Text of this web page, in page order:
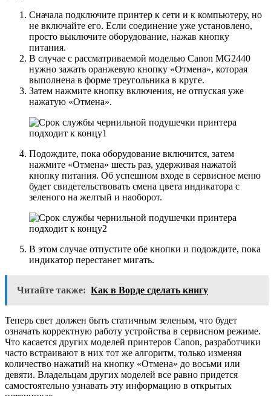
Сначала подключите принтер к сети и к компьютеру, но
не включайте его. Если соединение уже установлено,
просто выключите оборудование, нажав кнопку
питания.
В случае с рассматриваемой моделью Canon MG2440
нужно зажать оранжевую кнопку «Отмена», которая
выполнена в форме треугольника в круге.
Затем нажмите кнопку включения, не отпуская уже
нажатую «Отмена».
Подождите, пока оборудование включится, затем
нажмите «Отмена» шесть раз, удерживая нажатой
кнопку питания. Об успешном входе в сервисное меню
будет свидетельствовать смена цвета индикатора с
зеленого на желтый и наоборот.
В этом случае отпустите обе кнопки и подождите, пока
индикатор перестанет мигать.
Читайте также: Как в Ворде сделать книгу
Теперь свет должен быть статичным зеленым, что будет
означать корректную работу устройства в сервисном режиме.
Что касается других моделей принтеров Canon, разработчики
часто встраивают в них тот же алгоритм, только изменяя
количество нажатий на кнопку «Отмена» до восьми или
девяти. Владельцам других моделей все равно придется
самостоятельно узнавать эту информацию в открытых